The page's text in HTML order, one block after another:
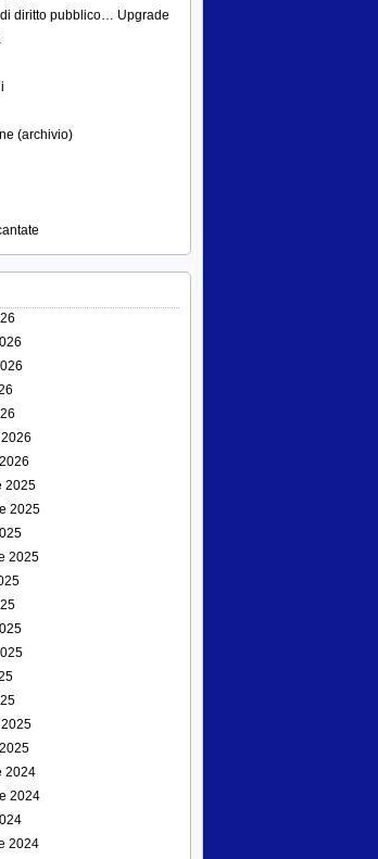
diritto pubblico… Upgrade
(archivio)
2025
2025
2025
2024
2024
2024